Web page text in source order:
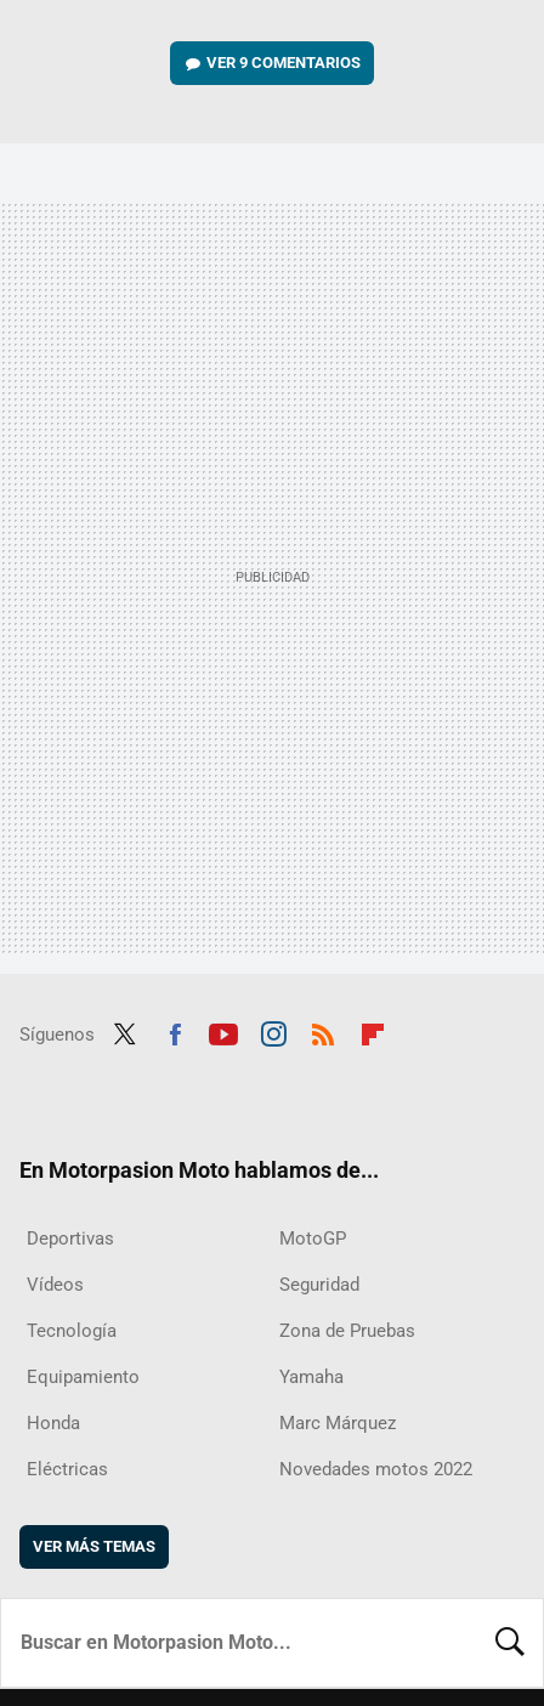
VER9 COMENTARIOS
Síguenos
En Motorpasion Moto hablamos de...
Deportivas MotoGP
Vídeos Seguridad
Tecnología Zona de Pruebas
Equipamiento Yamaha
Honda Marc Márquez
Eléctricas Novedades motos 2022
VER MÁS TEMAS